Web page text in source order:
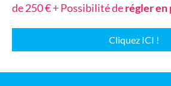
de 250 € + Possibilité derégler en
Cliquez ICI !